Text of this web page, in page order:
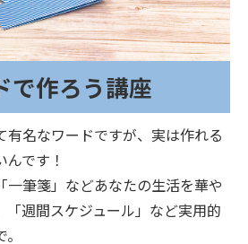
で作ろう講座
有名なワードですが、実は作れる
です！
一筆箋」などあなたの生活を華や
「週間スケジュール」など実用的